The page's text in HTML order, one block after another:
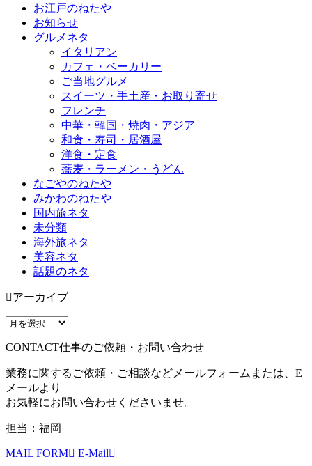
お江戸のねたや
お知らせ
グルメネタ
イタリアン
カフェ・ベーカリー
ご当地グルメ
スイーツ・手土産・お取り寄せ
フレンチ
中華・韓国・焼肉・アジア
和食・寿司・居酒屋
洋食・定食
蕎麦・ラーメン・うどん
なごやのねたや
みかわのねたや
国内旅ネタ
未分類
海外旅ネタ
美容ネタ
話題のネタ
アーカイブ
CONTACT仕事のご依頼・お問い合わせ
業務に関するご依頼・ご相談などメールフォームまたは、E
メールより
お気軽にお問い合わせくださいませ。
担当：福岡
MAIL FORM E-Mail